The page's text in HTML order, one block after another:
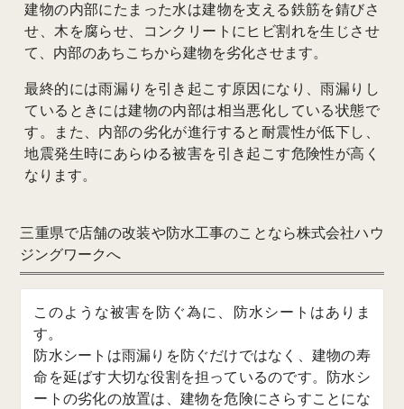
建物の内部にたまった水は建物を支える鉄筋を錆びさ
せ、木を腐らせ、コンクリートにヒビ割れを生じさせ
て、内部のあちこちから建物を劣化させます。
最終的には雨漏りを引き起こす原因になり、雨漏りし
ているときには建物の内部は相当悪化している状態で
す。また、内部の劣化が進行すると耐震性が低下し、
地震発生時にあらゆる被害を引き起こす危険性が高く
なります。
三重県で店舗の改装や防水工事のことなら株式会社ハウ
ジングワークへ
このような被害を防ぐ為に、防水シートはありま
す。
防水シートは雨漏りを防ぐだけではなく、建物の寿
命を延ばす大切な役割を担っているのです。防水シ
ートの劣化の放置は、建物を危険にさらすことにな